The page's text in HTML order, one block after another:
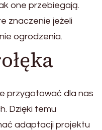
one przebiegają.
znaczenie jeżeli
ogrodzenia.
przygotować dla nas
Dzięki temu
adaptacji projektu